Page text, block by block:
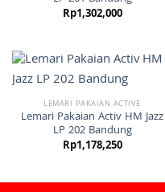
Rp1,302,000
LEMARI PAKAIAN ACTIVE
Lemari Pakaian Activ HM Jazz
LP 202 Bandung
Rp1,178,250